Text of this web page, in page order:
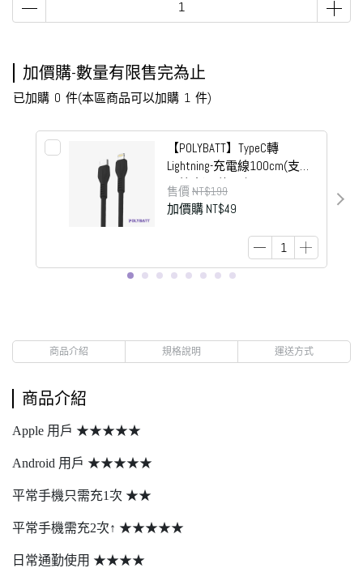
加價購-數量有限售完為止
已加購 0 件(本區商品可以加購 1 件)
【POLYBATT】TypeC轉
Lightning-充電線100cm(支援
6A快充)-E款黑色
售價NT$199
加價購 NT$49
商品介紹 規格說明 運送方式
商品介紹
Apple 用戶 ★★★★★
Android 用戶 ★★★★★
平常手機只需充1次 ★★
平常手機需充2次↑ ★★★★★
日常通勤使用 ★★★★